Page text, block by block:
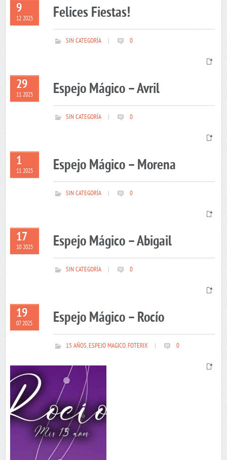
9
12 2025 Felices Fiestas!
SIN CATEGORÍA 0
29
11 2025 Espejo Mágico – Avril
SIN CATEGORÍA 0
1
11 2025 Espejo Mágico – Morena
SIN CATEGORÍA 0
17
10 2025 Espejo Mágico – Abigail
SIN CATEGORÍA 0
19
07 2025 Espejo Mágico – Rocío
15 AÑOS,ESPEJO MAGICO,FOTERIX 0